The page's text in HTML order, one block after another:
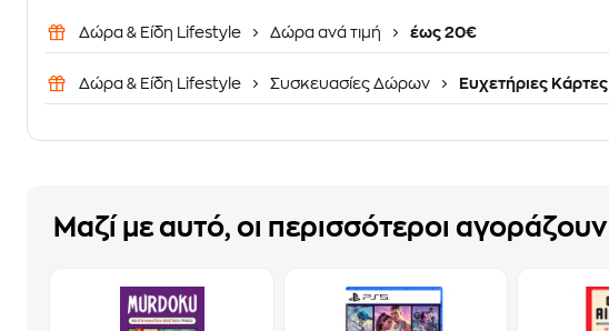
Δώρα & Είδη Lifestyle Δώρα ανά τιμή έως 20€
Δώρα & Είδη Lifestyle Συσκευασίες Δώρων Ευχετήριες Κάρτες
Μαζί με αυτό, οι περισσότεροι αγοράζουν